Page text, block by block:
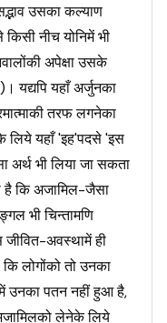
उसका कल्याण
नीच योनिमें भी
अपेक्षा उसके
यद्यपि यहाँ अर्जुनका
तरफ लगनेका
लिये यहाँ 'इह'पदसे 'इस
अर्थ भी लिया जा सकता
कि अजामिल-जैसा
भी चिन्तामणि
जीवित-अवस्थामें ही
लोगोंको तो उनका
उनका पतन नहीं हुआ है,
लेनेके लिये